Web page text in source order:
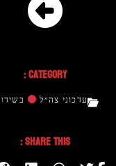
Category :
עדכוני צה״ל
Share This :